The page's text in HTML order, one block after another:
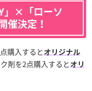
」×「ローソ
催決定！
購入すると オリジナル
剤を2点購入すると オリ